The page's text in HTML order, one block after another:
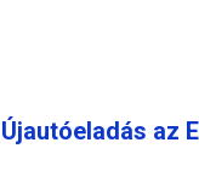
Újautóeladás az